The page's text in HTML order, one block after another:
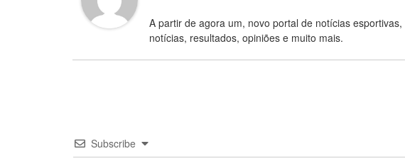
A partir de agora um, novo portal de notícias
notícias, resultados, opiniões e muito mais.
Subscribe